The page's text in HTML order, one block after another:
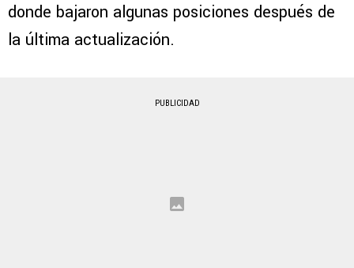
donde bajaron algunas posiciones después de
la última actualización.
PUBLICIDAD